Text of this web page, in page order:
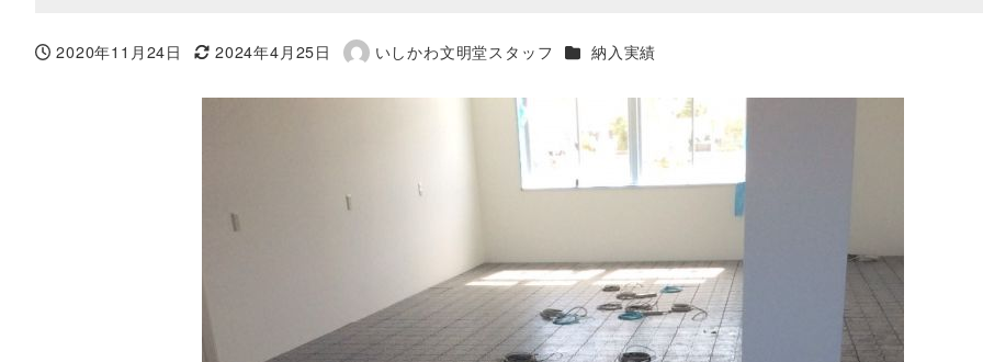
投稿日
2020年11月24日
更新日
2024年4月25日
著
いしかわ文明堂スタッフ カテゴリー（実績レポート）
納入実績